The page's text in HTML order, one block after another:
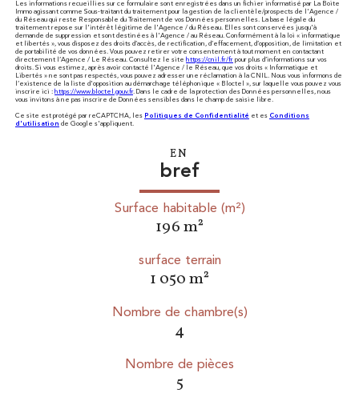
Les informations recueillies sur ce formulaire sont enregistrées dans un fichier informatisé par La Boite
Immo agissant comme Sous-traitant du traitement pour la gestion de la clientèle/prospects de l'Agence /
du Réseau qui reste Responsable du Traitement de vos Données personnelles. La base légale du
traitement repose sur l'intérêt légitime de l'Agence / du Réseau. Elles sont conservées jusqu'à
demande de suppression et sont destinées à l'Agence / au Réseau. Conformément à la loi « informatique
et libertés », vous disposez des droits d’accès, de rectification, d’effacement, d’opposition, de limitation et
de portabilité de vos données. Vous pouvez retirer votre consentement à tout moment en contactant
directement l’Agence / Le Réseau. Consultez le site https://cnil.fr/fr pour plus d’informations sur vos
droits. Si vous estimez, après avoir contacté l'Agence / le Réseau, que vos droits « Informatique et
Libertés » ne sont pas respectés, vous pouvez adresser une réclamation à la CNIL. Nous vous informons de
l’existence de la liste d'opposition au démarchage téléphonique « Bloctel », sur laquelle vous pouvez vous
inscrire ici : https://www.bloctel.gouv.fr. Dans le cadre de la protection des Données personnelles, nous
vous invitons à ne pas inscrire de Données sensibles dans le champ de saisie libre.
Ce site est protégé par reCAPTCHA, les Politiques de Confidentialité et es Conditions
d'utilisation de Google s'appliquent.
EN
bref
Surface habitable (m²)
196 m²
surface terrain
1 050 m²
Nombre de chambre(s)
4
Nombre de pièces
5